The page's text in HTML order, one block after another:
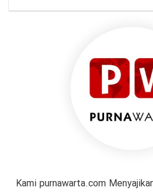
Kami purnawarta.com